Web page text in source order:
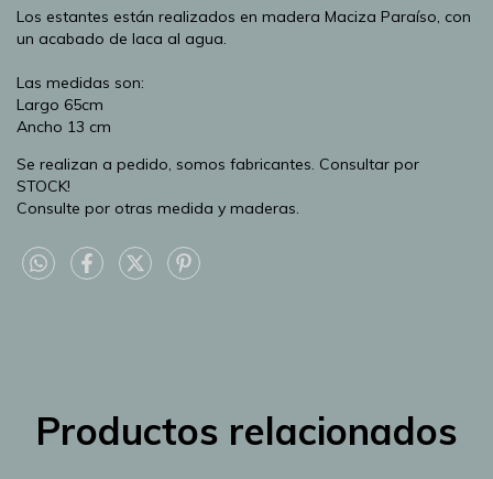
Los estantes están realizados en madera Maciza Paraíso, con
un acabado de laca al agua.
Las medidas son:
Largo 65cm
Ancho 13 cm
Se realizan a pedido, somos fabricantes. Consultar por
STOCK!
Consulte por otras medida y maderas.
Productos relacionados